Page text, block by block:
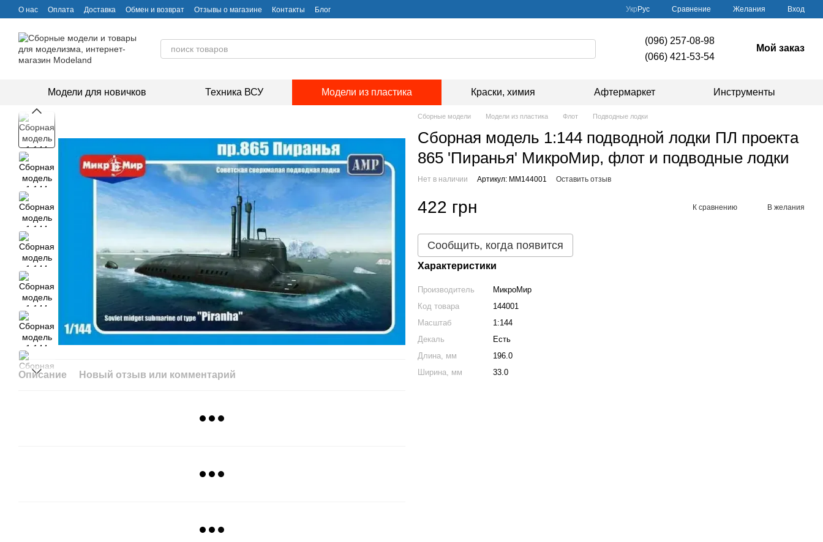
Перейти к основному контенту
О нас Оплата Доставка Обмен и возврат Отзывы о магазине Контакты Блог Укр Рус Сравнение Желания Вход
(096) 257-08-98
(066) 421-53-54
Мой заказ
Модели для новичков Техника ВСУ Модели из пластика Краски, химия Афтермаркет Инструменты
Описание Новый отзыв или комментарий
Сборные модели Модели из пластика Флот Подводные лодки
Сборная модель 1:144 подводной лодки ПЛ проекта
865 'Пиранья' МикроМир, флот и подводные лодки
Нет в наличии Артикул: MM144001 Оставить отзыв
422 грн К сравнению В желания
Сообщить, когда появится
Характеристики
Производитель
МикроМир
Код товара
144001
Масштаб
1:144
Декаль
Есть
Длина, мм
196.0
Ширина, мм
33.0